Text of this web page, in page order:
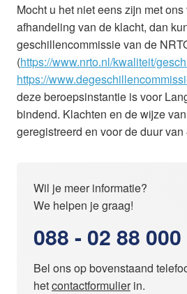
Mocht u het niet eens zijn met
afhandeling van de klacht, dan
geschillencommissie van de
(https://www.nrto.nl/kwaliteit/
https://
deze beroepsinstantie is voor
bindend. Klachten en de wijze
geregistreerd en voor de duur
Wil je meer informatie?
We helpen je graag!
088 - 02 88 000
Bel ons op bovenstaand
hetcontactformulierin.